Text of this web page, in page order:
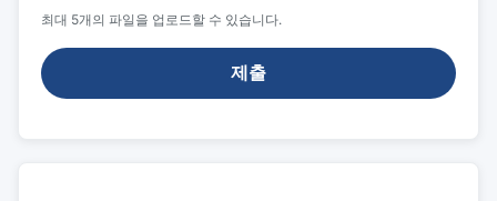
최대 5개의 파일을 업로드할 수 있습니다.
제출